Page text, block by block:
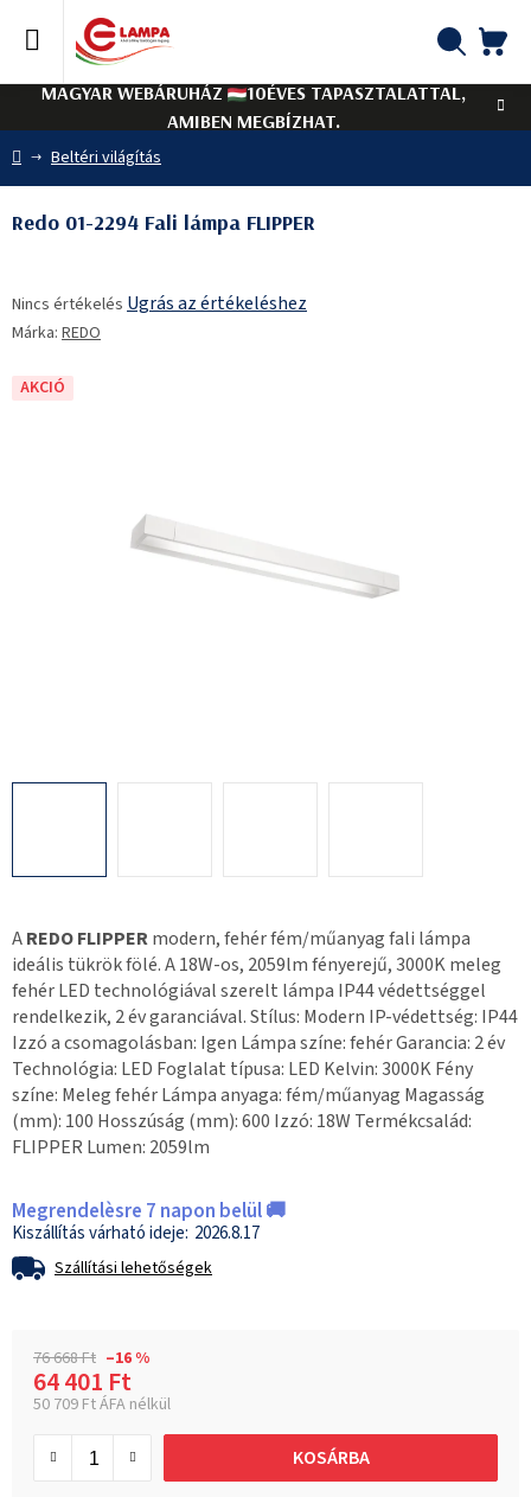
tartalomhoz
MAGYAR WEBÁRUHÁZ
10ÉVES TAPASZTALATTAL,
AMIBEN MEGBÍZHAT.
Kezdőlap
Beltéri világítás
AREDO FLIPPERmodern, fehér fém/műanyag fali lámpa
ideális tükrök fölé. A 18W-os, 2059lm fényerejű, 3000K meleg
fehér LED technológiával szerelt lámpa IP44 védettséggel
rendelkezik, 2 év garanciával. Stílus: Modern IP-védettség: IP44
Izzó a csomagolásban: Igen Lámpa színe: fehér Garancia: 2 év
Technológia: LED Foglalat típusa: LED Kelvin: 3000K Fény
színe: Meleg fehér Lámpa anyaga: fém/műanyag Magasság
(mm): 100 Hosszúság (mm): 600 Izzó: 18W Termékcsalád:
FLIPPER Lumen: 2059lm
Megrendelèsre 7 napon belül 🚚
2026.8.17
Szállítási lehetőségek
76 668 Ft –16 %
64 401 Ft
50 709 Ft ÁFA nélkül
KOSÁRBA
Redo 01-2294 Fali lámpa FLIPPER
termék
átlagos
5-
Nincs értékelés Ugrás az értékeléshez
Márka: REDO
AKCIÓ